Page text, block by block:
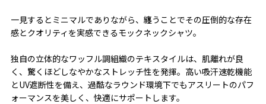
一見するとミニマルでありながら、纏うことでその圧倒的な存在
感とクオリティを実感できるモックネックシャツ。
独自の立体的なワッフル調組織のテキスタイルは、肌離れが良
く、驚くほどしなやかなストレッチ性を発揮。高い吸汗速乾機能
とUV遮断性を備え、過酷なラウンド環境下でもアスリートのパフ
ォーマンスを美しく、快適にサポートします。